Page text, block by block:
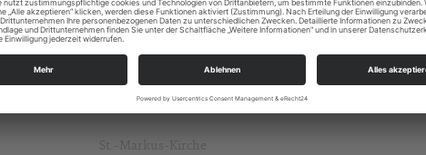
St.-Markus-Kirche